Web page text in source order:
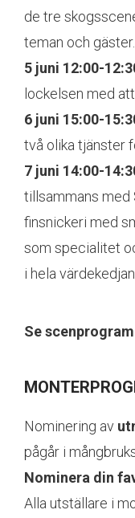
de tre
teman och gäster.
5 juni 12:00-
lockelsen med
6 juni 15:00-
två olika tjänster
7 juni 14:00-
tillsammans med
finsnickeri med
som specialitet
i hela värdekedjan
Se scenprogram
Nominering av
pågår i
Nominera din
Alla utställare i